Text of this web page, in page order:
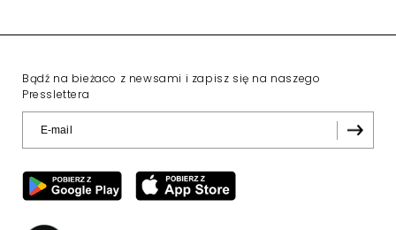
Bądź na bieżaco z newsami i zapisz się na naszego
Presslettera